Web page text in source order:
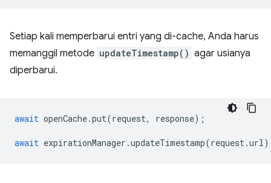
Setiap kali memperbarui entri yang di-cache, Anda harus
memanggil metode updateTimestamp() agar usianya
diperbarui.
await openCache.put(request, response);
await expirationManager .updateTimestamp(request.url